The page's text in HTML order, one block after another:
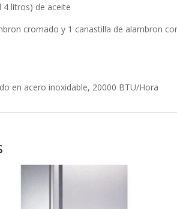
4 litros) de aceite
cromado y 1 canastilla de alambron
en acero inoxidable, 20000 BTU/Hora